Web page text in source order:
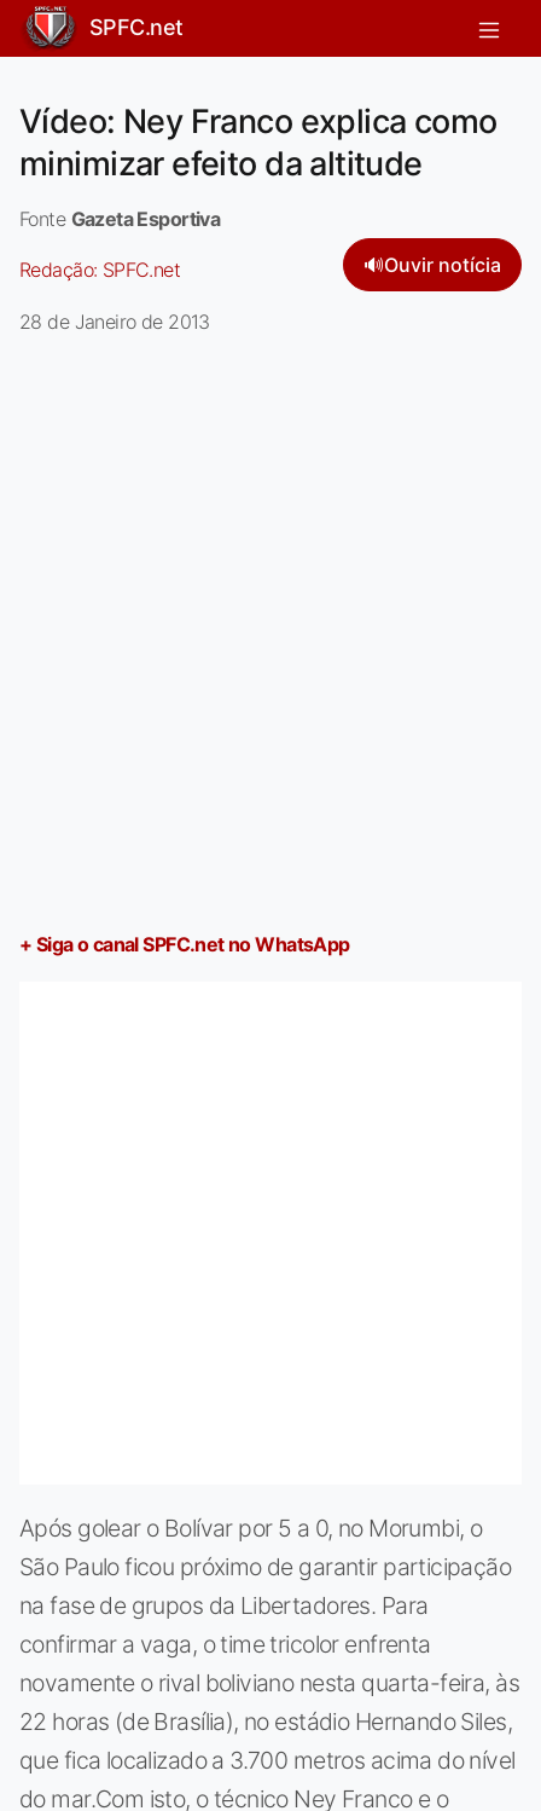
SPFC.net
Vídeo: Ney Franco explica como
minimizar efeito da altitude
Fonte Gazeta Esportiva
Redação: SPFC.net 🔊Ouvir notícia
28 de Janeiro de 2013
+ Siga o canal SPFC.net no WhatsApp
Após golear o Bolívar por 5 a 0, no Morumbi, o
São Paulo ficou próximo de garantir participação
na fase de grupos da Libertadores. Para
confirmar a vaga, o time tricolor enfrenta
novamente o rival boliviano nesta quarta-feira, às
22 horas (de Brasília), no estádio Hernando Siles,
que fica localizado a 3.700 metros acima do nível
do mar.Com isto, o técnico Ney Franco e o